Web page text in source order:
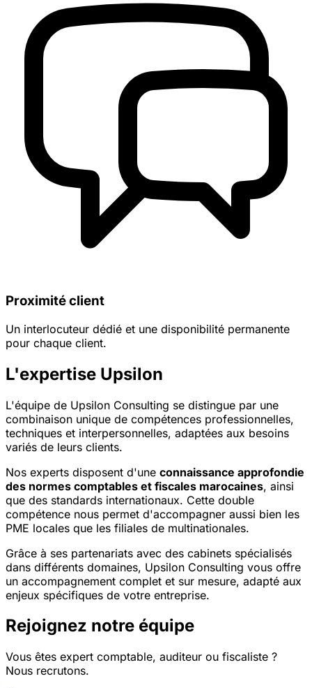
Proximité client
Un interlocuteur dédié et une disponibilité permanente
pour chaque client.
L'expertise Upsilon
L'équipe de Upsilon Consulting se distingue par une
combinaison unique de compétences professionnelles,
techniques et interpersonnelles, adaptées aux besoins
variés de leurs clients.
Nos experts disposent d'une connaissance approfondie
des normes comptables et fiscales marocaines, ainsi
que des standards internationaux. Cette double
compétence nous permet d'accompagner aussi bien les
PME locales que les filiales de multinationales.
Grâce à ses partenariats avec des cabinets spécialisés
dans différents domaines, Upsilon Consulting vous offre
un accompagnement complet et sur mesure, adapté aux
enjeux spécifiques de votre entreprise.
Rejoignez notre équipe
Vous êtes expert comptable, auditeur ou fiscaliste ?
Nous recrutons.